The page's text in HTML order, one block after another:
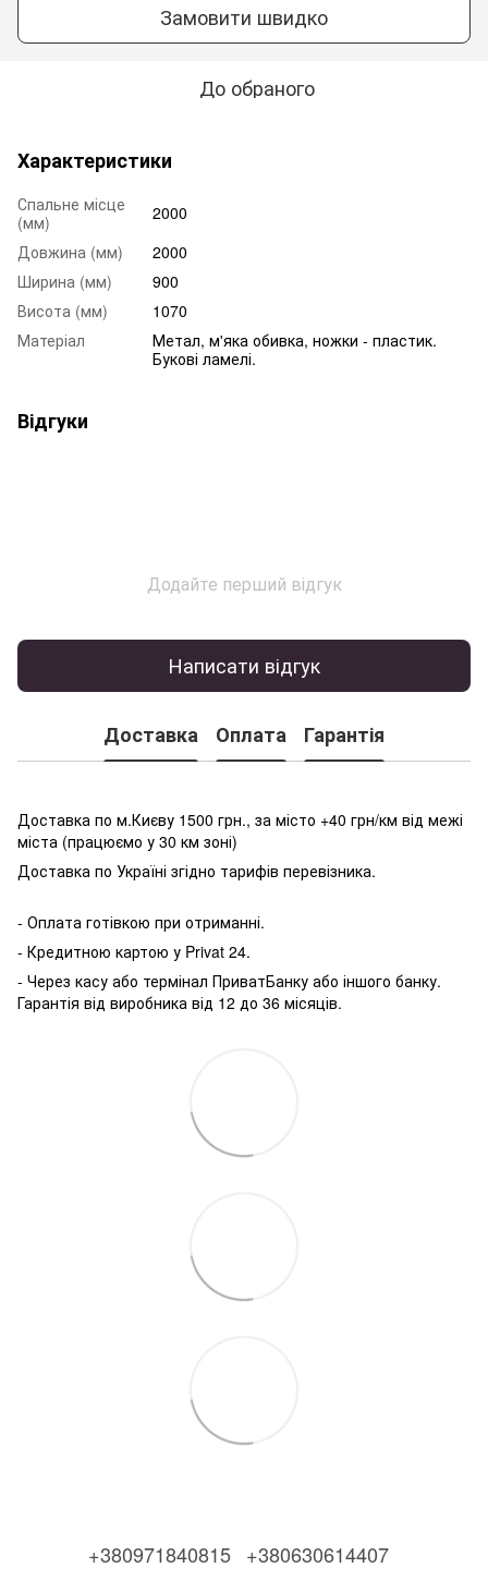
Замовити швидко
До обраного
Характеристики
Спальне місце
(мм)
2000
Довжина (мм)
2000
Ширина (мм)
900
Висота (мм)
1070
Матеріал
Метал, м'яка обивка, ножки - пластик.
Букові ламелі.
Відгуки
Додайте перший відгук
Написати відгук
Доставка Оплата Гарантія
Доставка по м.Києву 1500 грн., за місто +40 грн/км від межі
міста (працюємо у 30 км зоні)
Доставка по Україні згідно тарифів перевізника.
- Оплата готівкою при отриманні.
- Кредитною картою у Privat 24.
- Через касу або термінал ПриватБанку або іншого банку.
Гарантія від виробника від 12 до 36 місяців.
+380971840815 +380630614407